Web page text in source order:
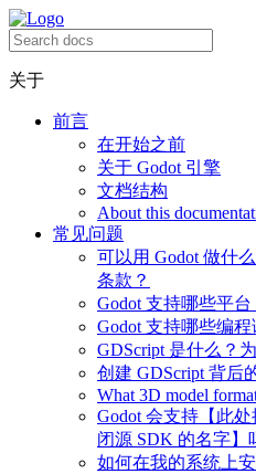
关于
前言
在开始之前
关于 Godot 引擎
文档结构
About this
常见问题
可以用 Godot 做什
条款？
Godot 支持哪些平台
Godot 支持哪些编程
GDScript 是什么？
创建 GDScript 背后
What 3D model
Godot 会支持【此处
闭源 SDK 的名字】
如何在我的系统上